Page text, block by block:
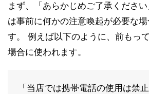
まず、「あらかじめご了承くださ
は事前に何かの注意喚起が必要な
す。 例えば以下のように、前もっ
場合に使われます。
「当店では携帯電話の使用は禁